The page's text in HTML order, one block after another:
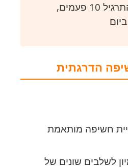
חזור על התרגיל 10 פעמים,
חשיפה מותאמת
לשלבים שונים של